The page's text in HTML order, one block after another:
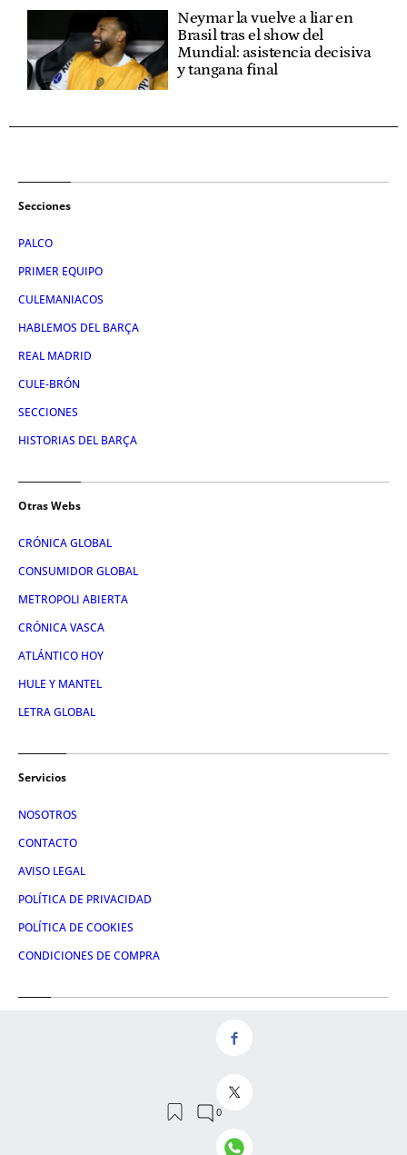
Neymar la vuelve a liar en
Brasil tras el show del
Mundial: asistencia decisiva
y tangana final
Secciones
PALCO
PRIMER EQUIPO
CULEMANIACOS
HABLEMOS DEL BARÇA
REAL MADRID
CULE-BRÓN
SECCIONES
HISTORIAS DEL BARÇA
Otras Webs
CRÓNICA GLOBAL
CONSUMIDOR GLOBAL
METROPOLI ABIERTA
CRÓNICA VASCA
ATLÁNTICO HOY
HULE Y MANTEL
LETRA GLOBAL
Servicios
NOSOTROS
CONTACTO
AVISO LEGAL
POLÍTICA DE PRIVACIDAD
POLÍTICA DE COOKIES
CONDICIONES DE COMPRA